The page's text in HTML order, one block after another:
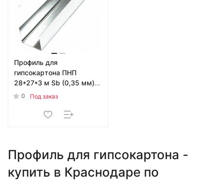
Профиль для
гипсокартона ПНП
28*27*3 м Sb (0,35 мм)
УТ-00006346
0 Под заказ
Профиль для гипсокартона -
купить в Краснодаре по